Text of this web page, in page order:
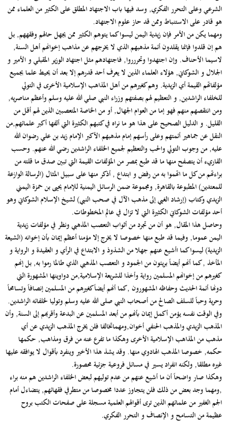
الشرعي وعلى التحرر الفكري, وسد فيها باب الاجتهاد المطلق على الكثير من العلماء ممن
هو قادر على الاستنباط وممن قد حاز علوم الاجتهاد.
ومهما يكن من الأمر فإن زيدية اليمن ليسوا كما يتوهم الكثير ممن يجهل حالهم وفقههم, بل
هم إن قلدوا فإنما يقلدون أئمة مذهبهم الذي لا يخرجهم عن مذاهب إخوانهم أهل السنة,
لاسيما الأحناف. وإن اجتهدوا وتحررروا, فاجتهادهم مثل اجتهاد الوزير المقبلي و الأمير و
الجلال و الشوكاني, هؤلاء العلماء الذين لا يعرف أحد قدرهم إلا بعد أن يحيط علما بجميع
مؤلفاتهم القيمة أي الزيدية. وهم كغيرهم من أهل المذاهب الإسلامية الأخرى في التولي
للخلفاء الراشدين, و التعظيم لهم بصفتهم وزراء النبي صلي الله عليه وسلم وأعظم مناصريه,
ومن انتقصهم منهم فهو إما من العوام الجهال, أو من الخاصة المتعصبين الذين لهم أقل من
القليل. و الدليل الصحيح على هذا هو ما نراه في كتبهم الكثيرة التي ألفها أكبر علمائهم,من
النقل عن جماهير أئمتهم وعلى رأسهم إمام مذهبهم الأكبر الإمام زيد بن علي رضوان الله
عليه, من وجوب التولي والحب والتعظيم لجميع الخلفاء الراشدين رضي الله عنهم. وحسب
القاريء أن يتصفح منها ما قد طبع بمصر من المؤلفات القيمة التي تبين صدق ما قلته من
براءتهم من كل ما اتهموا به من رفض و ابتداع , أذكر منها على سبيل المثال (الرسالة الوازعة
للمعتدين) المطبوعة بالقاهرة, ومجموعة ضمن الرسائل اليمنية للإمام يحيى بن حمزة اليمني
الزيدي وكتاب (إرشاد الغبي إلى مذهب الآل في صحب النبي) لشيخ الإسلام الشوكاني وهو
أحد مؤلفات الشوكاني الكثيرة التي لا تزال في عالم المخطوطات.
وحاصل هذا المقال, هو أن من تجرد من أثواب التعصب المذهبي ونظر في مؤلفات زيدية
اليمن عموما, وفيما قد طبع منها خصوصا لا يخرج إلا مؤمنا أعظم إيمان بأن إخوانه (الشيعة
الزيدية) ليسوا كما اأشيع عنهم جهلا من الشذوذ و الابتداع في الرأي و العقيدة و الرواية و
المأخذ , كما أنهم أيضاً بريئون من الجمود و التعصب المذهبي الذي طالما رموا به, بل إنهم
كغيرهم من إخوانهم المسلمين رواية وأخذا للشريعة الإسلامية,من دواوينها المشهورة التي
دونها أئمة الحديث وحفاظه المشهورون ,كما أنهم أيضاً كغيرهم من المسلمين إنصافاً وتسامحاً
وحرية وحباً للسلف الصالح من أصحاب النبي صلى الله عليه وسلم وتوليا لخلفائه الراشدين.
وفي الوقت نفسه يؤمن أكمل إيمان بأنهم من أبعد المسلمين عن البدعة وأقربهم إلى السنة, وأن
المذهب الزيدي والمذهب الحنفي أخوان,ومهماتخالفا فلن يخرج المذهب الزيدي عن أي
مذهب من المذاهب الإسلامية الأخرى وهكذا ما تفرع عنه من فرق ومذاهب, حكمها
حكمه, خصوصا المذهب الهادوي منها. وقد يشذ هذا الأخير وينفرد بأقوال لا يوافقه عليها
غيره مطلقا, ولكنه انفراد يسير في مسائل فروعية جزئية محصورة.
وهكذا صار واضحاً أن ما أشيع عنهم من عدم توليهم لبعض الخلفاء الراشدين هم منه براء
,ومهما وجد بعض من ذلك فلن يتجاوز عددا مخصوصا من متطرفي فقهائهم, يتضاءل أمام
الجم الغفير من علمائهم الذين ترى أقوالهم العلمية مسجلة على صفحات الكتب بروح
عظيمة من التسامح و الإنصاف و التحرر الفكري.